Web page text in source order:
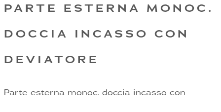
PARTE ESTERNA MONOC.
DOCCIA INCASSO CON
DEVIATORE
Parte esterna monoc. doccia incasso con